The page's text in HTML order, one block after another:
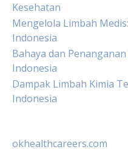
Kesehatan
Mengelola Limbah
Indonesia
Bahaya dan
Indonesia
Dampak Limbah Kimia
Indonesia
okhealthcareers.com